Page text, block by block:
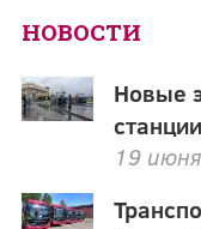
НОВОСТИ
Новые
19